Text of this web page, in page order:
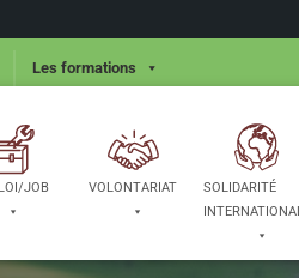
Les formations
JOB VOLONTARIAT
SOLIDARITÉ